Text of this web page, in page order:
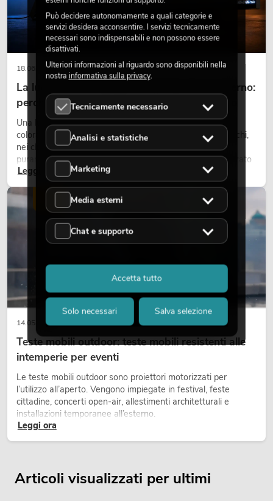
18.06.2026
La luce retrò nel design illuminotecnico moderno:
perché la luce calda torna ad avere successo
Una luce molto calda, superfici luminose visibili e accenti
colorati caratterizzano molti lighting design attuali su palchi,
nei club e negli eventi. La luce rétro non è un effetto
puramente nostalgico, ma uno strumento di design utilizzato
in modo consapevole: crea atmosfera, dona carattere alle
scene e può rendere più emozionali i setup LED tecnici.
Leggi ora
14.05.2026
Teste mobili outdoor: teste mobili resistenti alle
intemperie per eventi
Le teste mobili outdoor sono proiettori motorizzati per
l’utilizzo all’aperto. Vengono impiegate in festival, feste
cittadine, concerti open-air, allestimenti architetturali e
installazioni temporanee all’esterno.
Leggi ora
Articoli visualizzati per ultimi
Può decidere autonomamente a quali categorie e
servizi desidera acconsentire. I servizi tecnicamente
necessari sono indispensabili e non possono essere
disattivati.
Ulteriori informazioni al riguardo sono disponibili nella
nostra informativa sulla privacy.
Tecnicamente necessario
Analisi e statistiche
Marketing
Media esterni
Chat e supporto
Solo necessari Salva selezione
Accetta tutto